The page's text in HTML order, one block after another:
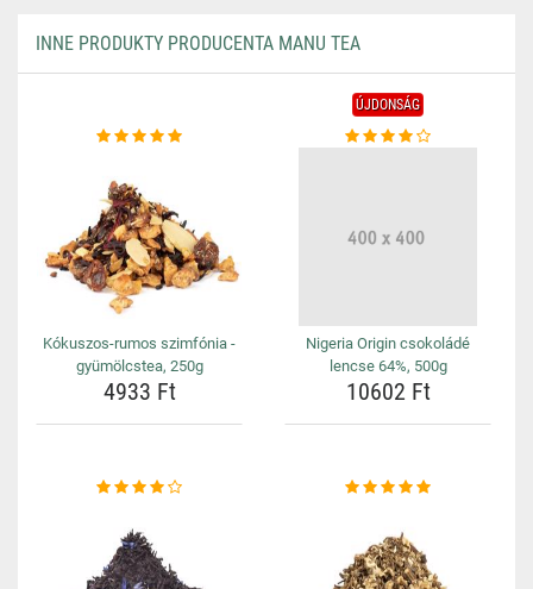
INNE PRODUKTY PRODUCENTA MANU TEA
Kókuszos-rumos szimfónia -
gyümölcstea, 250g
4933 Ft
ÚJDONSÁG
Nigeria Origin csokoládé
lencse 64%, 500g
10602 Ft